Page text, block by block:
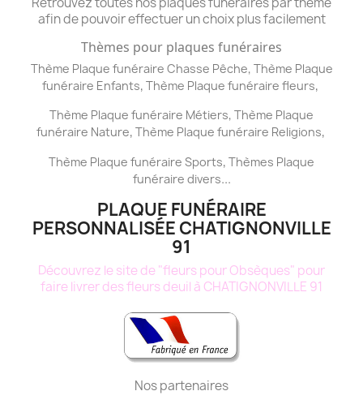
afin de pouvoir effectuer un choix plus facilement
Thèmes pour plaques funéraires
Thème Plaque funéraire Chasse Pêche, Thème Plaque
funéraire Enfants, Thème Plaque funéraire fleurs,
Thème Plaque funéraire Métiers, Thème Plaque
funéraire Nature, Thème Plaque funéraire Religions,
Thème Plaque funéraire Sports, Thèmes Plaque
funéraire divers...
PLAQUE FUNÉRAIRE
PERSONNALISÉE CHATIGNONVILLE
91
Découvrez le site de "fleurs pour Obsèques" pour
faire livrer des fleurs deuil à CHATIGNONVILLE 91
Nos partenaires